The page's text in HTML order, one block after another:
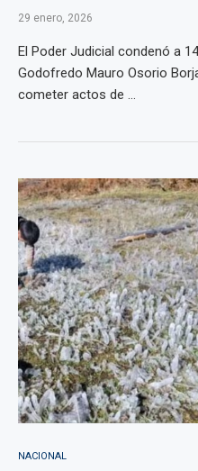
29 enero, 2026
El Poder Judicial condenó a
Godofredo Mauro Osorio
cometer actos de ...
NACIONAL